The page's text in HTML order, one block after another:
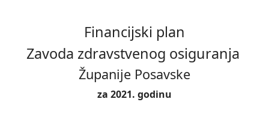
Financijski plan
Zavoda zdravstvenog osiguranja
Županije Posavske
za 2021. godinu